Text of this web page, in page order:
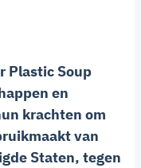
Plastic Soup
en
krachten om
van
Staten, tegen